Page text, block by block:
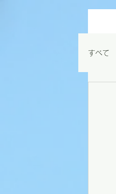
すべて